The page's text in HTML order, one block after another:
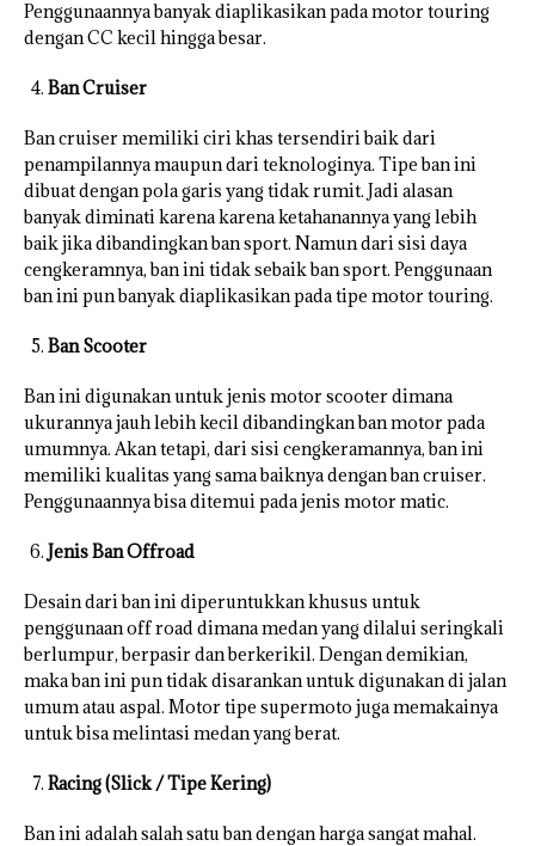
Penggunaannya banyak diaplikasikan pada motor touring
dengan CC kecil hingga besar.
Ban Cruiser
Ban cruiser memiliki ciri khas tersendiri baik dari
penampilannya maupun dari teknologinya. Tipe ban ini
dibuat dengan pola garis yang tidak rumit. Jadi alasan
banyak diminati karena karena ketahanannya yang lebih
baik jika dibandingkan ban sport. Namun dari sisi daya
cengkeramnya, ban ini tidak sebaik ban sport. Penggunaan
ban ini pun banyak diaplikasikan pada tipe motor touring.
Ban Scooter
Ban ini digunakan untuk jenis motor scooter dimana
ukurannya jauh lebih kecil dibandingkan ban motor pada
umumnya. Akan tetapi, dari sisi cengkeramannya, ban ini
memiliki kualitas yang sama baiknya dengan ban cruiser.
Penggunaannya bisa ditemui pada jenis motor matic.
Jenis Ban Offroad
Desain dari ban ini diperuntukkan khusus untuk
penggunaan off road dimana medan yang dilalui seringkali
berlumpur, berpasir dan berkerikil. Dengan demikian,
maka ban ini pun tidak disarankan untuk digunakan di jalan
umum atau aspal. Motor tipe supermoto juga memakainya
untuk bisa melintasi medan yang berat.
Racing (Slick / Tipe Kering)
Ban ini adalah salah satu ban dengan harga sangat mahal.